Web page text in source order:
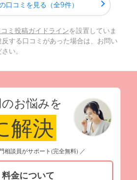
口コミを見る（全9件）
ミ投稿ガイドラインを設置していま
する口コミがあった場合は、お問い
い。
お悩みを
解決
相談員がサポート(完全無料) ／
料金について